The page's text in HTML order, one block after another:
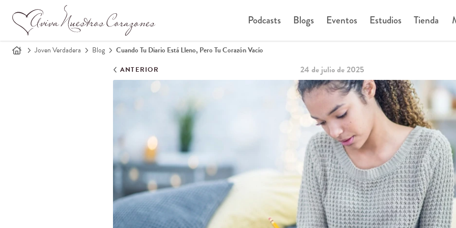
Podcasts Blogs Eventos Estudios Tienda
Joven Verdadera Blog Cuando Tu Diario Está Lleno, Pero Tu Corazón Vacío
ANTERIOR 24 de julio de 2025